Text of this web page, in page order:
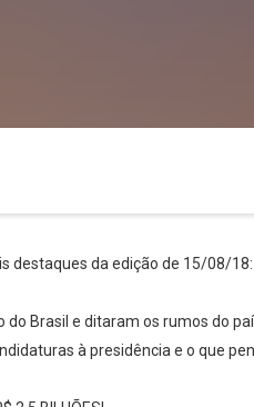
destaques da edição de 15/08/18:
Brasil e ditaram os rumos do
à presidência e o que